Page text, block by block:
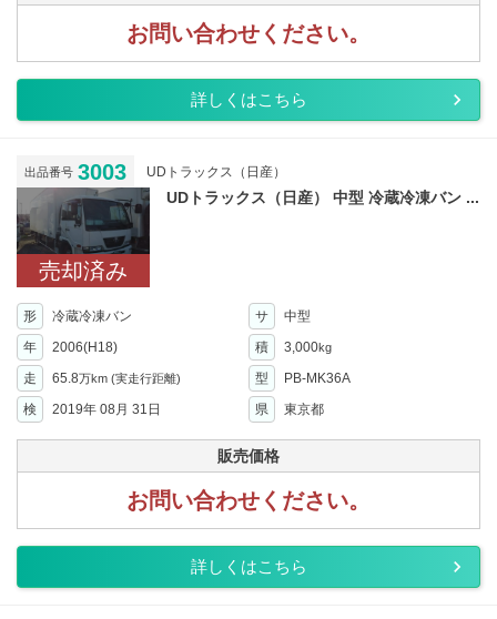
お問い合わせください。
詳しくはこちら
出品番号 3003 UDトラックス（日産）
売却済み
UDトラックス（日産） 中型 冷蔵冷凍バン ...
形 冷蔵冷凍バン サ
中型
年
2006(H18) 積 3,000kg
走 65.8万km (実走行距離) 型
PB-MK36A
検
2019年 08月 31日 県 東京都
販売価格
お問い合わせください。
詳しくはこちら